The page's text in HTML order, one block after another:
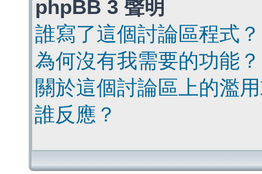
phpBB 3 聲明
誰寫了這個討論區程式？
為何沒有我需要的功能？
關於這個討論區上的濫
誰反應？